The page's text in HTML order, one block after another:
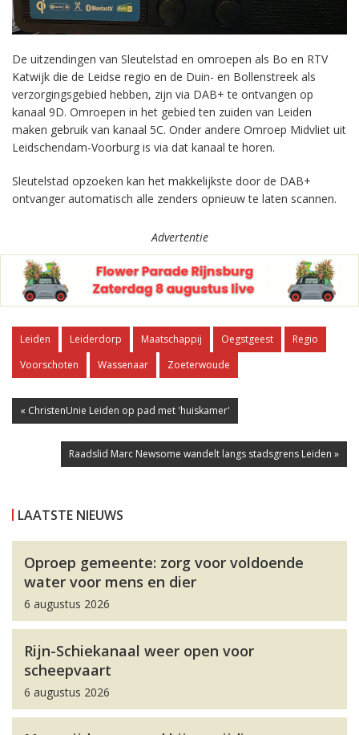
De uitzendingen van Sleutelstad en omroepen als Bo en RTV
Katwijk die de Leidse regio en de Duin- en Bollenstreek als
verzorgingsgebied hebben, zijn via DAB+ te ontvangen op
kanaal 9D. Omroepen in het gebied ten zuiden van Leiden
maken gebruik van kanaal 5C. Onder andere Omroep Midvliet uit
Leidschendam-Voorburg is via dat kanaal te horen.
Sleutelstad opzoeken kan het makkelijkste door de DAB+
ontvanger automatisch alle zenders opnieuw te laten scannen.
Advertentie
Leiden Leiderdorp Maatschappij Oegstgeest
Regio
Voorschoten
Wassenaar Zoeterwoude
« ChristenUnie Leiden op pad met 'huiskamer'
Raadslid Marc Newsome wandelt langs stadsgrens Leiden »
LAATSTE NIEUWS
Oproep gemeente: zorg voor voldoende
water voor mens en dier
6 augustus 2026
Rijn-Schiekanaal weer open voor
scheepvaart
6 augustus 2026